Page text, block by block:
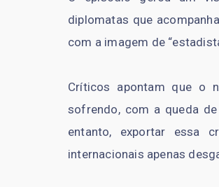
diplomatas que
com a imagem de
Críticos apontam que o
sofrendo, com a queda
entanto, exportar essa
internacionais apenas